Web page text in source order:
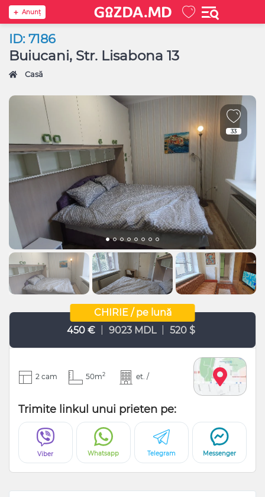
Anunţ
ID: 7186
Buiucani, Str. Lisabona 13
Casă
33
CHIRIE / pe lună
450 €
9023 MDL 520 $
2 cam 50m2 et. /
Trimite linkul unui prieten pe:
Viber Whatsapp Telegram Messenger